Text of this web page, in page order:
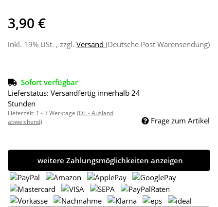
3,90 €
inkl. 19% USt. , zzgl. Versand (Deutsche Post Warensendung)
Sofort verfügbar
Lieferstatus: Versandfertig innerhalb 24
Stunden
Lieferzeit: 1 - 3 Werktage (DE - Ausland
abweichend)
Frage zum Artikel
weitere Zahlungsmöglichkeiten anzeigen